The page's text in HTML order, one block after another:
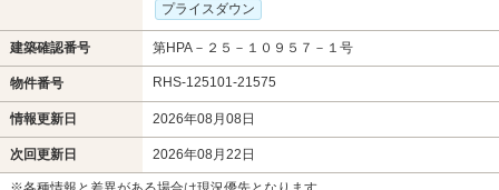
プライスダウン
建築確認番号 第HPA－２５－１０９５７－１号
物件番号 RHS-125101-21575
情報更新日 2026年08月08日
次回更新日 2026年08月22日